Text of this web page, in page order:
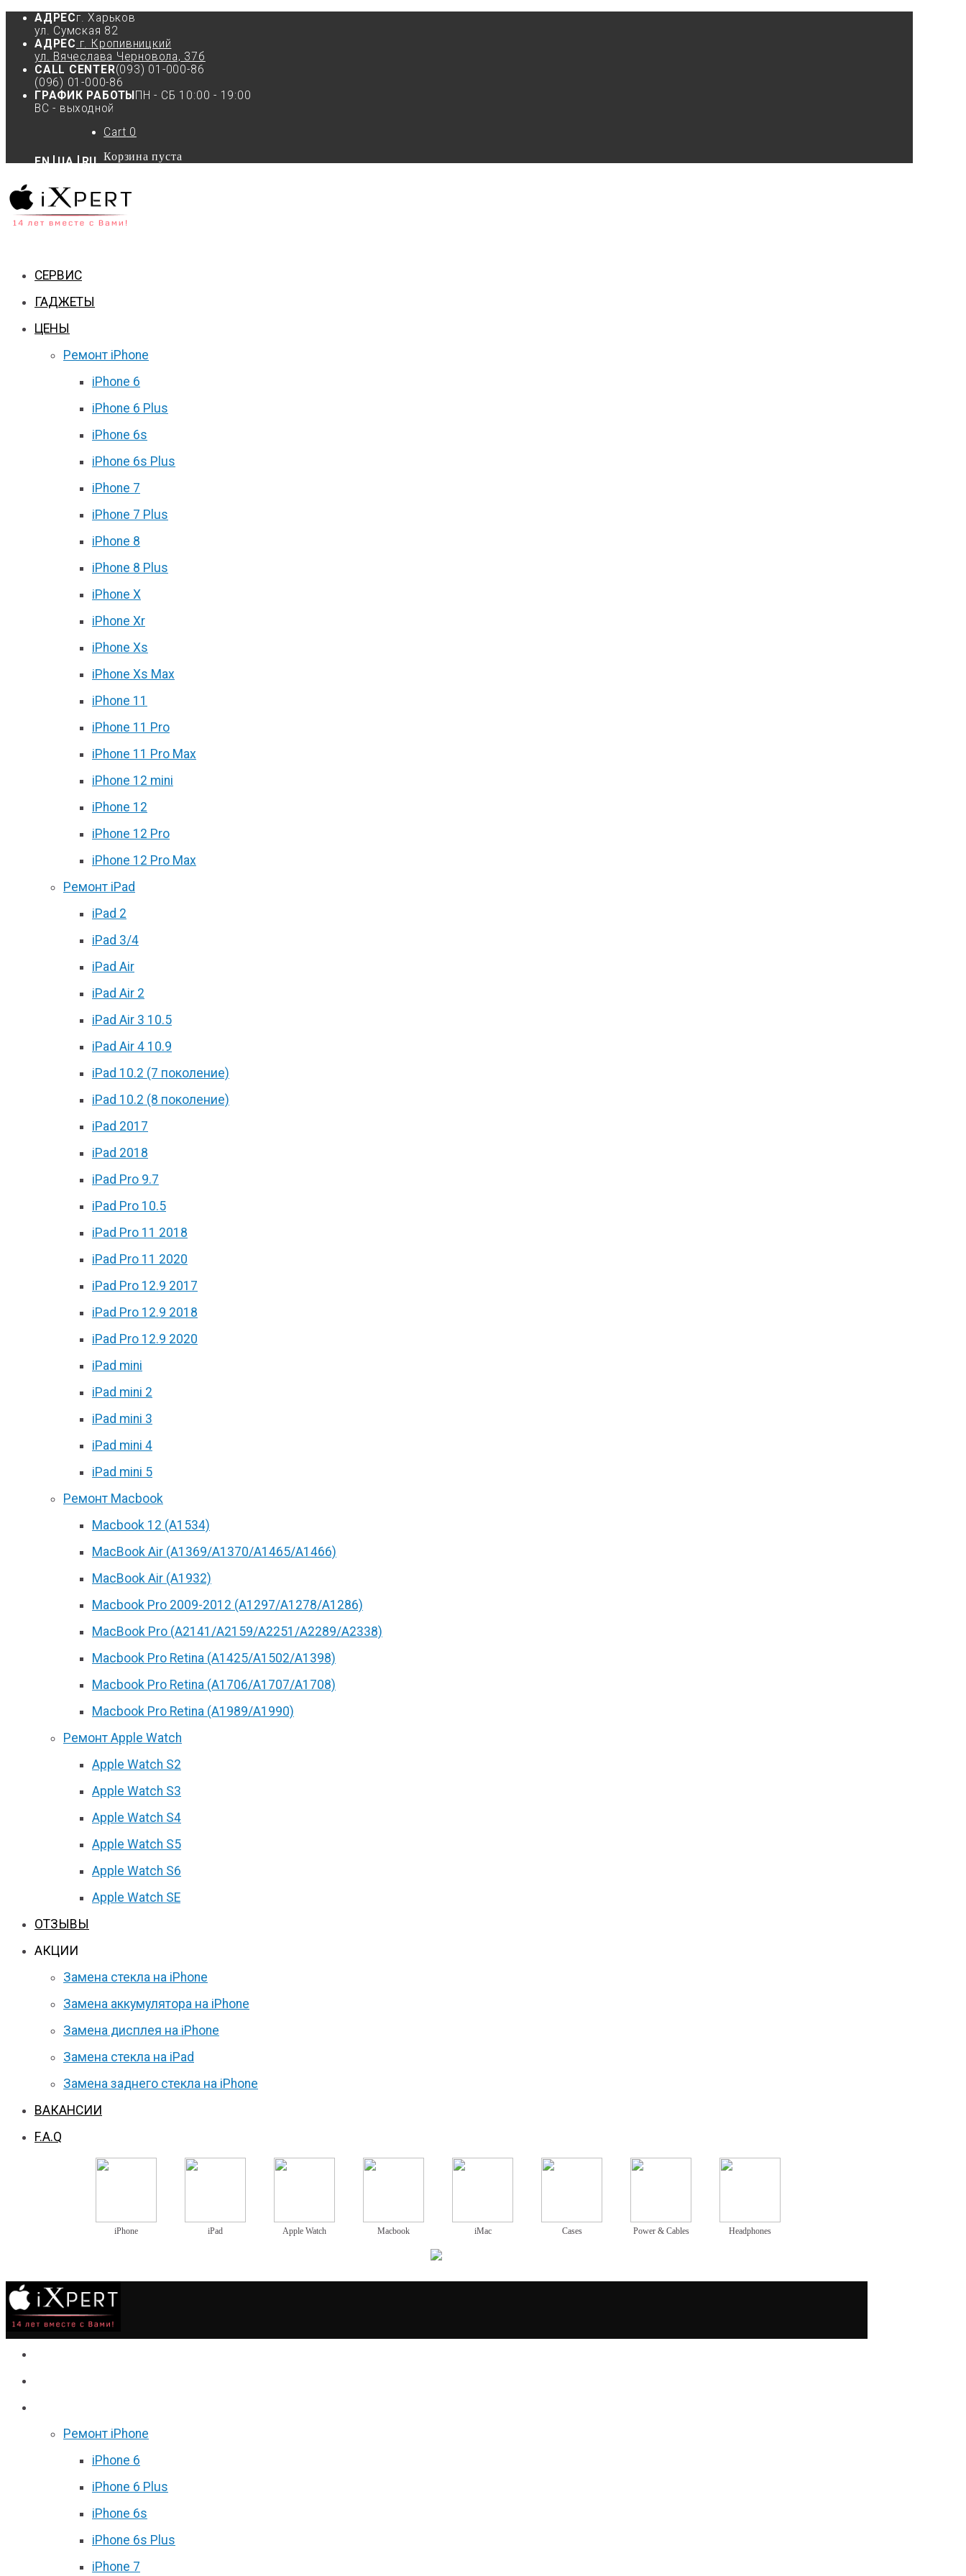
АДРЕСг. Харьков
ул. Сумская 82
АДРЕС г. Кропивницкий
ул. Вячеслава Черновола, 37б
CALL CENTER(093) 01-000-86
(096) 01-000-86
ГРАФИК РАБОТЫ ПН - СБ 10:00 - 19:00
ВС - выходной
EN UA RU
Cart 0
Корзина пуста
СЕРВИС
ГАДЖЕТЫ
ЦЕНЫ
Ремонт iPhone
iPhone 6
iPhone 6 Plus
iPhone 6s
iPhone 6s Plus
iPhone 7
iPhone 7 Plus
iPhone 8
iPhone 8 Plus
iPhone X
iPhone Xr
iPhone Xs
iPhone Xs Max
iPhone 11
iPhone 11 Pro
iPhone 11 Pro Max
iPhone 12 mini
iPhone 12
iPhone 12 Pro
iPhone 12 Pro Max
Ремонт iPad
iPad 2
iPad 3/4
iPad Air
iPad Air 2
iPad Air 3 10.5
iPad Air 4 10.9
iPad 10.2 (7 поколение)
iPad 10.2 (8 поколение)
iPad 2017
iPad 2018
iPad Pro 9.7
iPad Pro 10.5
iPad Pro 11 2018
iPad Pro 11 2020
iPad Pro 12.9 2017
iPad Pro 12.9 2018
iPad Pro 12.9 2020
iPad mini
iPad mini 2
iPad mini 3
iPad mini 4
iPad mini 5
Ремонт Macbook
Macbook 12 (А1534)
MacBook Air (A1369/A1370/A1465/A1466)
MacBook Air (A1932)
Macbook Pro 2009-2012 (A1297/A1278/A1286)
MacBook Pro (А2141/А2159/А2251/A2289/A2338)
Macbook Pro Retina (А1425/A1502/A1398)
Macbook Pro Retina (А1706/A1707/A1708)
Macbook Pro Retina (А1989/A1990)
Ремонт Apple Watch
Apple Watch S2
Apple Watch S3
Apple Watch S4
Apple Watch S5
Apple Watch S6
Apple Watch SE
ОТЗЫВЫ
АКЦИИ
Замена стекла на iPhone
Замена аккумулятора на iPhone
Замена дисплея на iPhone
Замена стекла на iPad
Замена заднего стекла на iPhone
ВАКАНСИИ
F.A.Q
iPhone iPad Apple Watch Macbook iMac Cases Power & Cables Headphones
Ремонт iPhone
iPhone 6
iPhone 6 Plus
iPhone 6s
iPhone 6s Plus
iPhone 7